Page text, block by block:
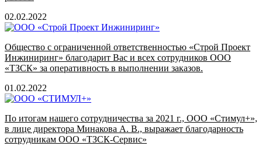
02.02.2022
Общество с ограниченной ответственностью «Строй Проект
Инжиниринг» благодарит Вас и всех сотрудников ООО
«ТЗСК» за оперативность в выполнении заказов.
01.02.2022
По итогам нашего сотрудничества за 2021 г., ООО «Стимул+»,
в лице директора Минакова А. В., выражает благодарность
сотрудникам ООО «ТЗСК-Сервис»